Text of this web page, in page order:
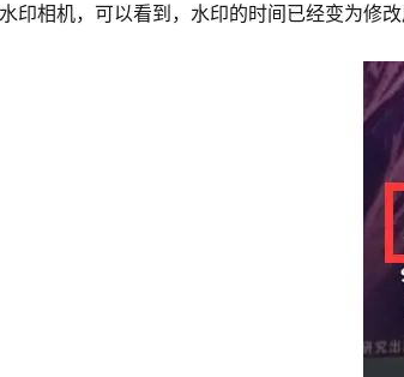
印相机，可以看到，水印的时间已经变为修